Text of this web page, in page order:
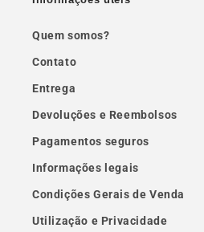
Quem somos?
Contato
Entrega
Devoluções e Reembolsos
Pagamentos seguros
Informações legais
Condições Gerais de Venda
Utilização e Privacidade